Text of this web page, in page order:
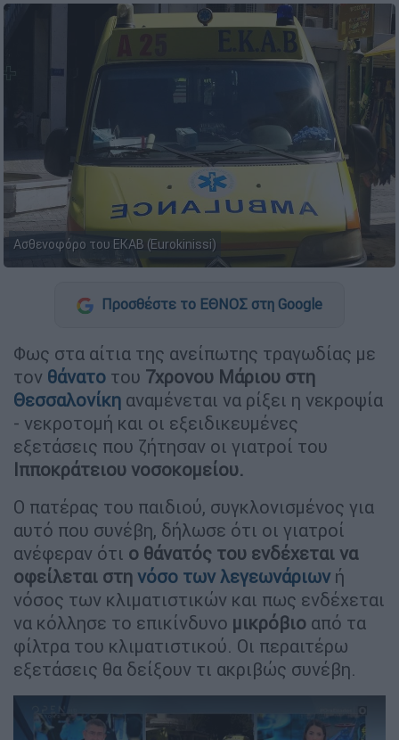
Ασθενοφόρο του ΕΚΑΒ (Eurokinissi)
Προσθέστε το ΕΘΝΟΣ στη Google
Φως στα αίτια της ανείπωτης τραγωδίας με
τον θάνατο του 7χρονου Μάριου στη
Θεσσαλονίκη αναμένεται να ρίξει η νεκροψία
- νεκροτομή και οι εξειδικευμένες
εξετάσεις που ζήτησαν οι γιατροί του
Ιπποκράτειου νοσοκομείου.
Ο πατέρας του παιδιού, συγκλονισμένος για
αυτό που συνέβη, δήλωσε ότι οι γιατροί
ανέφεραν ότι ο θάνατός του ενδέχεται να
οφείλεται στη νόσο των λεγεωνάριωνή
νόσος των κλιματιστικών και πως ενδέχεται
να κόλλησε το επικίνδυνο μικρόβιο από τα
φίλτρα του κλιματιστικού. Οι περαιτέρω
εξετάσεις θα δείξουν τι ακριβώς συνέβη.